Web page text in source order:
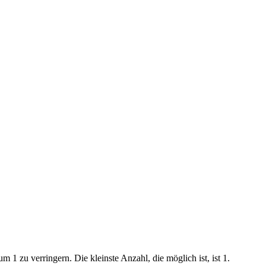
1 zu verringern. Die kleinste Anzahl, die möglich ist, ist 1.